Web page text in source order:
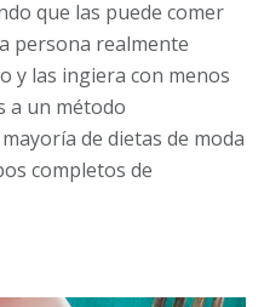
que las puede comer
persona realmente
y las ingiera con menos
a un método
de dietas de moda
completos de